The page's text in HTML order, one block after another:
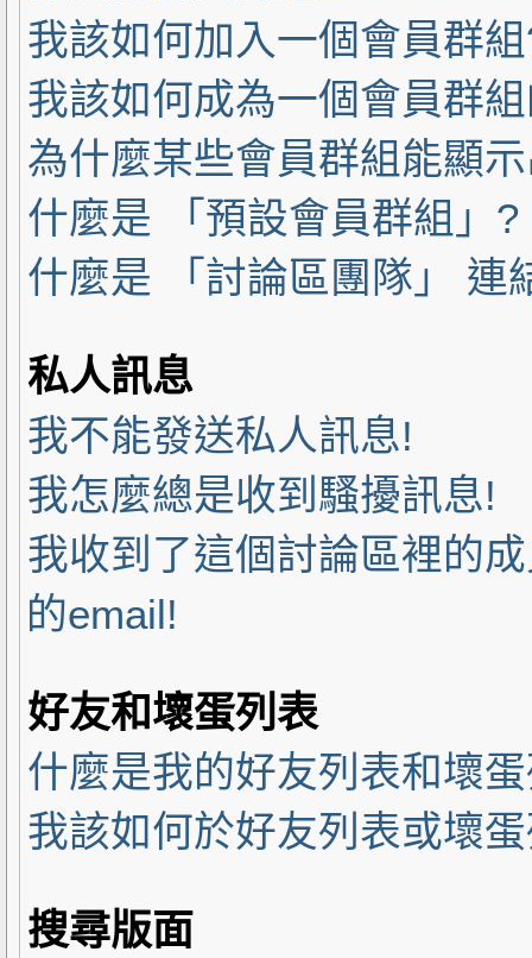
我該如何加入一個會員群
我該如何成為一個會員群
為什麼某些會員群組能顯
什麼是 「預設會員群組」?
什麼是 「討論區團隊」 連
私人訊息
我不能發送私人訊息!
我怎麼總是收到騷擾訊息!
我收到了這個討論區裡的
的email!
好友和壞蛋列表
什麼是我的好友列表和壞
我該如何於好友列表或壞
搜尋版面